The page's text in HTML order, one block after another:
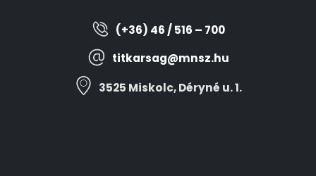
(+36) 46 / 516 – 700
titkarsag@mnsz.hu
3525 Miskolc, Déryné u. 1.